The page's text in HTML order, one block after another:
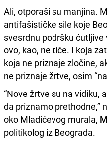
Ali, otporaši su manjina.
antifašističke sile koje
svesrdnu podršku ćutljive
ovo, kao, ne tiče. I koja
koja ne priznaje zločine,
ne priznaje žrtve, osim
“Nove žrtve su na vidiku,
da priznamo prethodne,”
oko Mladićevog murala,
politikolog iz Beograda.